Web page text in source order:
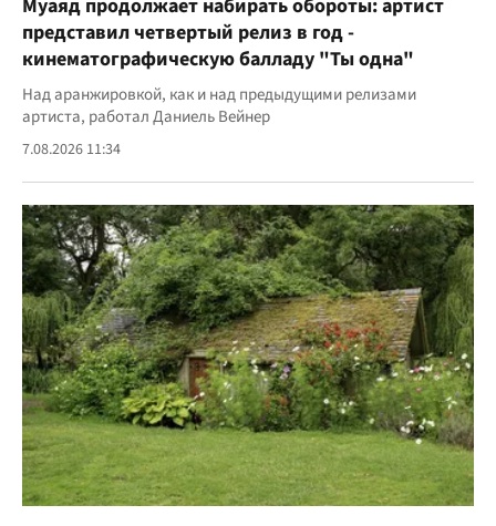
Муаяд продолжает набирать обороты: артист
представил четвертый релиз в год -
кинематографическую балладу "Ты одна"
Над аранжировкой, как и над предыдущими релизами
артиста, работал Даниель Вейнер
7.08.2026 11:34